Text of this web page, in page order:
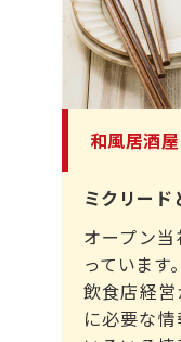
和風居酒屋
ミクリード
オープン
っています。
飲食店経
に必要な